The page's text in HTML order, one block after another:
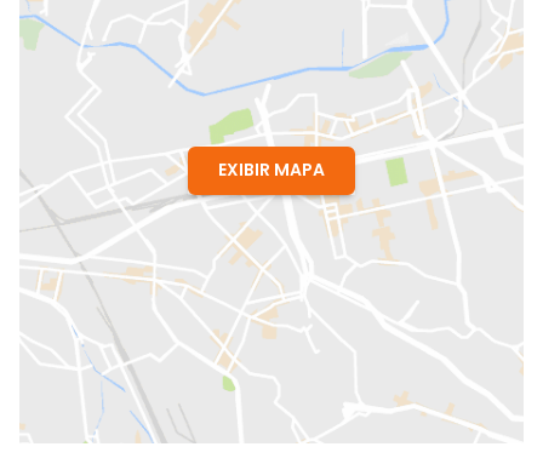
EXIBIR MAPA